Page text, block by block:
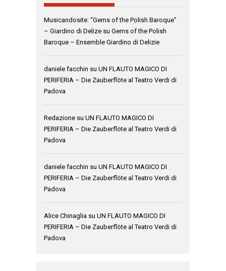
Musicandosite: “Gems of the Polish Baroque”
– Giardino di Delize su Gems of the Polish
Baroque – Ensemble Giardino di Delizie
daniele facchin su UN FLAUTO MAGICO DI
PERIFERIA – Die Zauberflöte al Teatro Verdi di
Padova
Redazione su UN FLAUTO MAGICO DI
PERIFERIA – Die Zauberflöte al Teatro Verdi di
Padova
daniele facchin su UN FLAUTO MAGICO DI
PERIFERIA – Die Zauberflöte al Teatro Verdi di
Padova
Alice Chinaglia su UN FLAUTO MAGICO DI
PERIFERIA – Die Zauberflöte al Teatro Verdi di
Padova